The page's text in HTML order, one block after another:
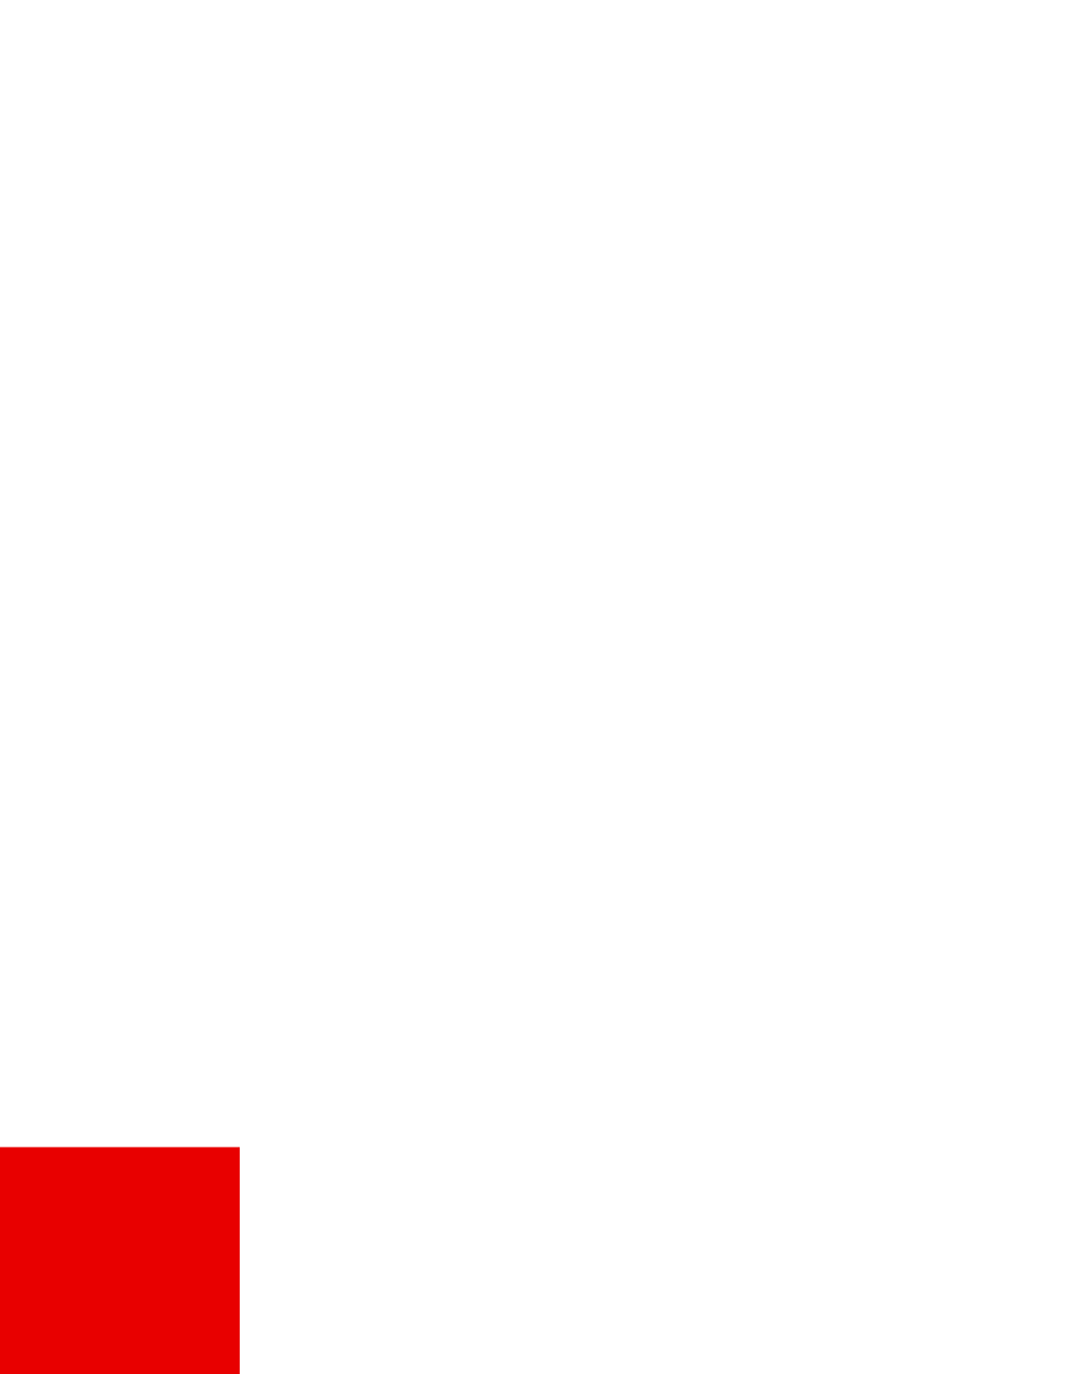
našim kompletním produktovým portfoliem.
střediscích v České republice. Více informací se dozvíte na stránkách jednotlivých středisek.
pro zajímavé pozice.​